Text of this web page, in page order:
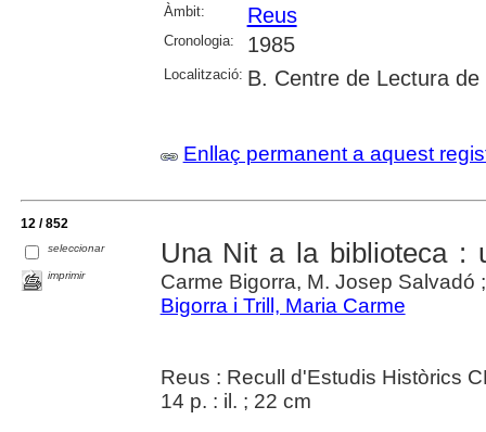
Àmbit: Reus
Cronologia: 1985
Localització: B. Centre de Lectura de
Enllaç permanent a aquest
12 / 852
seleccionar
imprimir
Una Nit a la biblioteca :
Carme Bigorra, M. Josep Salvadó
Bigorra i Trill, Maria Carme
Reus : Recull d'Estudis Històrics
14 p. : il. ; 22 cm